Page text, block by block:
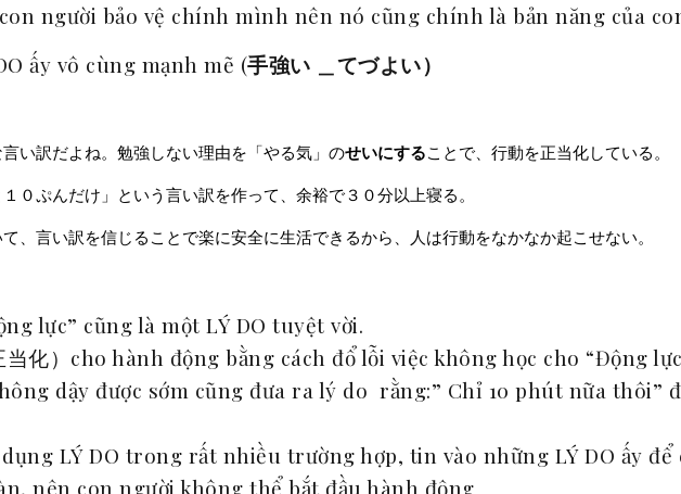
người bảo vệ chính mình nên nó cũng chính là bản năng của
ấy vô cùng mạnh mẽ (手強い ＿てづよい）
い訳だよね。勉強しない理由を「やる気」のせいにすることで、行動を正当化している。
０ぷんだけ」という言い訳を作って、余裕で３０分以上寝る。
、言い訳を信じることで楽に安全に生活できるから、人は行動をなかなか起こせない。
lực” cũng là một LÝ DO tuyệt vời.
化）cho hành động bằng cách đổ lỗi việc không học cho “Động
dậy được sớm cũng đưa ra lý do rằng:” Chỉ 10 phút nữa thôi”
LÝ DO trong rất nhiều trường hợp, tin vào những LÝ DO ấy để
nên con người không thể bắt đầu hành động